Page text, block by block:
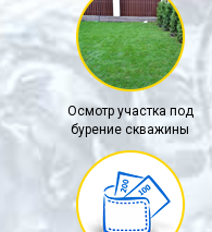
Осмотр участка под
бурение скважины